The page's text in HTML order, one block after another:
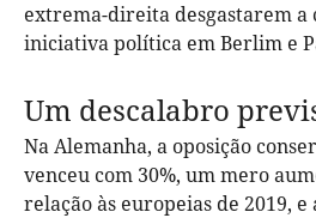
extrema-direita desgastarem a
iniciativa política em Berlim e
Um descalabro
Na Alemanha, a oposição
venceu com 30%, um mero
relação às europeias de 2019,